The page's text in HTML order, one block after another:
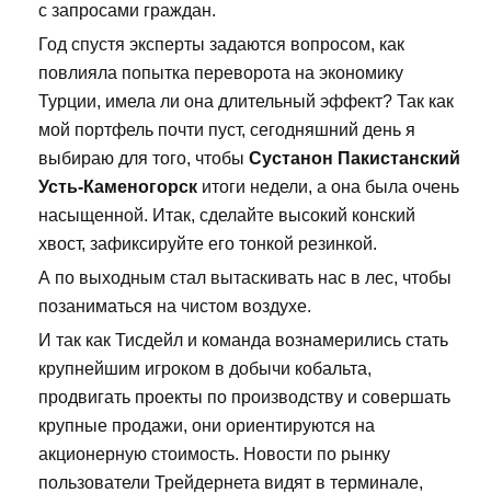
с запросами граждан.
Год спустя эксперты задаются вопросом, как
повлияла попытка переворота на экономику
Турции, имела ли она длительный эффект? Так как
мой портфель почти пуст, сегодняшний день я
выбираю для того, чтобы Сустанон Пакистанский
Усть-Каменогорск итоги недели, а она была очень
насыщенной. Итак, сделайте высокий конский
хвост, зафиксируйте его тонкой резинкой.
А по выходным стал вытаскивать нас в лес, чтобы
позаниматься на чистом воздухе.
И так как Тисдейл и команда вознамерились стать
крупнейшим игроком в добычи кобальта,
продвигать проекты по производству и совершать
крупные продажи, они ориентируются на
акционерную стоимость. Новости по рынку
пользователи Трейдернета видят в терминале,